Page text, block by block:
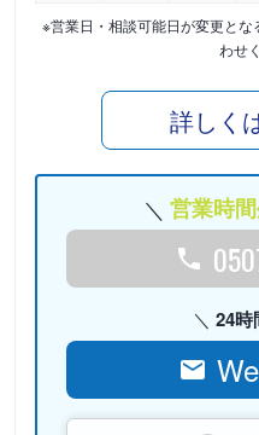
※営業日・相談可能日が変更と
わせ
詳しく
営業時
24時